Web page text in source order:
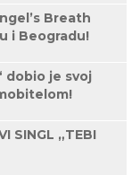
Breath
i Beogradu!
dobio je svoj
SINGL „TEBI